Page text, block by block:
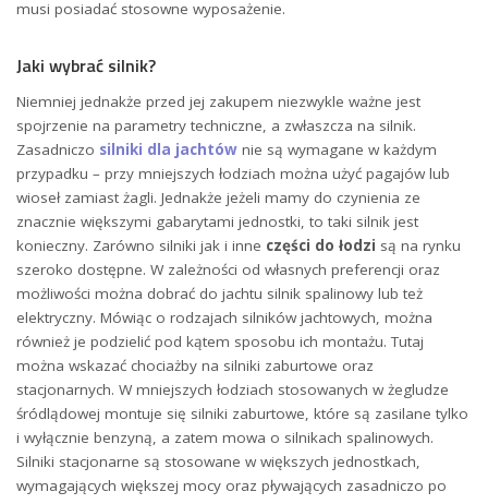
musi posiadać stosowne wyposażenie.
Jaki wybrać silnik?
Niemniej jednakże przed jej zakupem niezwykle ważne jest
spojrzenie na parametry techniczne, a zwłaszcza na silnik.
Zasadniczo silniki dla jachtów nie są wymagane w każdym
przypadku – przy mniejszych łodziach można użyć pagajów lub
wioseł zamiast żagli. Jednakże jeżeli mamy do czynienia ze
znacznie większymi gabarytami jednostki, to taki silnik jest
konieczny. Zarówno silniki jak i inne części do łodzi są na rynku
szeroko dostępne. W zależności od własnych preferencji oraz
możliwości można dobrać do jachtu silnik spalinowy lub też
elektryczny. Mówiąc o rodzajach silników jachtowych, można
również je podzielić pod kątem sposobu ich montażu. Tutaj
można wskazać chociażby na silniki zaburtowe oraz
stacjonarnych. W mniejszych łodziach stosowanych w żegludze
śródlądowej montuje się silniki zaburtowe, które są zasilane tylko
i wyłącznie benzyną, a zatem mowa o silnikach spalinowych.
Silniki stacjonarne są stosowane w większych jednostkach,
wymagających większej mocy oraz pływających zasadniczo po